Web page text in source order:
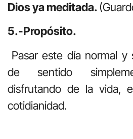
Dios ya meditada.
5.-Propósito.
Pasar este día normal y
de sentido
disfrutando de la vida,
cotidianidad.